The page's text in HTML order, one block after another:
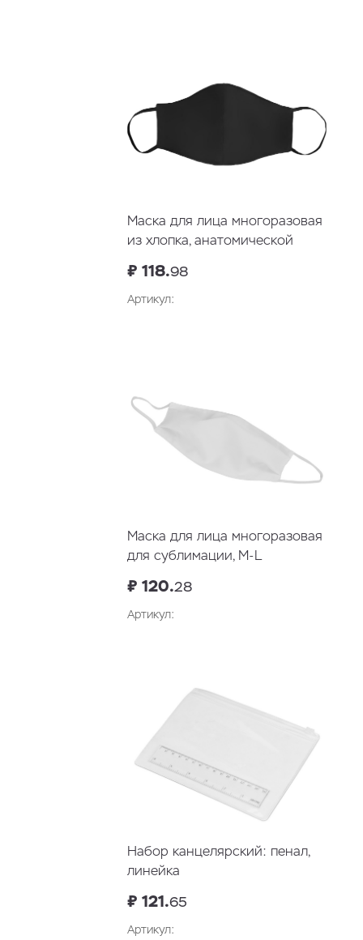
Маска для лица многоразовая
из хлопка, анатомической
₽ 118.98
Артикул:
Маска для лица многоразовая
для сублимации, M-L
₽ 120.28
Артикул:
Набор канцелярский: пенал,
линейка
₽ 121.65
Артикул: